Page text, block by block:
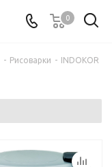
0
- Рисоварки - INDOKOR